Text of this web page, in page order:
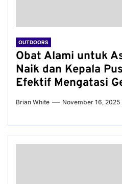
OUTDOORS
Obat Alami untuk
Naik dan Kepala
Efektif Mengatasi
Brian White November 16, 2025